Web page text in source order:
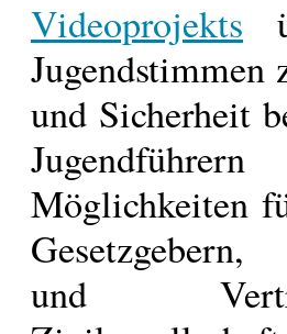
Videoprojekts
und Sicherheit
Möglichkeiten
Gesetzgebern,
und